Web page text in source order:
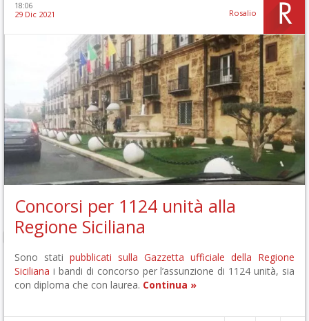
18:06
29 Dic 2021 Rosalio
Concorsi per 1124 unità alla
Regione Siciliana
Sono stati pubblicati sulla Gazzetta ufficiale della Regione
Siciliana i bandi di concorso per l’assunzione di 1124 unità, sia
con diploma che con laurea. Continua »